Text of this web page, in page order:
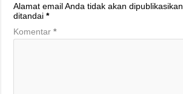
Alamat email Anda tidak akan dipublikasikan.
ditandai*
Komentar*